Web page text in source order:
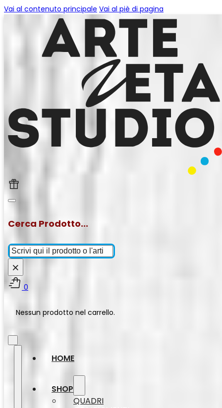
Vai al contenuto principale Vai al piè di pagina
Cerca Prodotto...
Cerca
×
0
Nessun prodotto nel carrello.
HOME
SHOP
QUADRI